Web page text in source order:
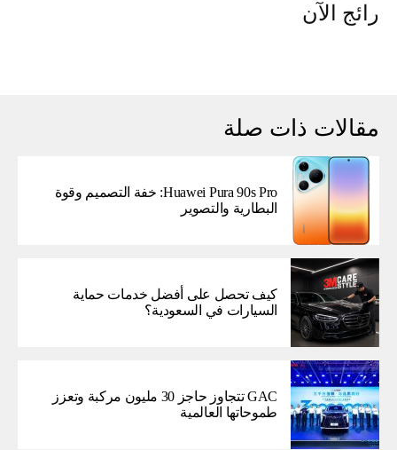
رائج الآن
مقالات ذات صلة
Huawei Pura 90s Pro: خفة التصميم وقوة
البطارية والتصوير
كيف تحصل على أفضل خدمات حماية
السيارات في السعودية؟
GAC تتجاوز حاجز 30 مليون مركبة وتعزز
طموحاتها العالمية